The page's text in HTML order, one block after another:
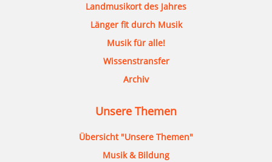
Landmusikort des Jahres
Länger fit durch Musik
Musik für alle!
Wissenstransfer
Archiv
Unsere Themen
Übersicht "Unsere Themen"
Musik & Bildung